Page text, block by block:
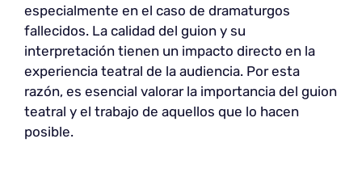
especialmente en el caso de dramaturgos
fallecidos. La calidad del guion y su
interpretación tienen un impacto directo en la
experiencia teatral de la audiencia. Por esta
razón, es esencial valorar la importancia del guion
teatral y el trabajo de aquellos que lo hacen
posible.